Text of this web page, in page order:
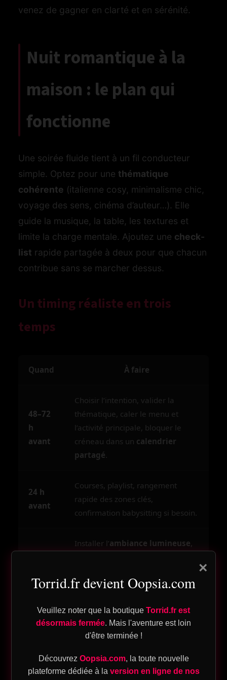
venez de gagner en clarté et en sérénité.
Nuit romantique à la
maison : le plan qui
fonctionne
Une soirée fluide tient à un fil conducteur
simple. Optez pour une thématique
cohérente (italienne cosy, minimalisme chic,
voyage des sens, cinéma d’auteur…). Elle
guide la musique, la table, les textures et
limite la charge mentale. Ajoutez une check-
list rapide partagée à deux pour que chacun
contribue sans se marcher dessus.
Un timing réaliste en trois
temps
Quand À faire
48–72
h
avant
Choisir l’intention, valider la
thématique, caler le menu et
l’activité principale, bloquer le
créneau dans un calendrier
partagé
24 h
avant
Courses, playlist, rangement
rapide des zones clés,
confirmation babysitting si besoin.
Installer l’ambiance lumineuse,
téléphones en mode avion.
Installer un décor
sensoriel sans chichis
×
Torrid.fr devient Oopsia.com
Veuillez noter que la boutique Torrid.fr est
désormais fermée. Mais l'aventure est loin
d'être terminée !
Découvrez Oopsia.com, la toute nouvelle
plateforme dédiée à la version en ligne de nos